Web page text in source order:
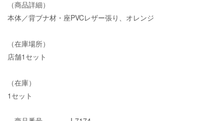
（商品詳細）
本体／背ブナ材・座PVCレザー張り、オレンジ
（在庫場所）
店舗1セット
（在庫）
1セット